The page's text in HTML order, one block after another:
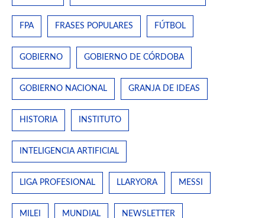
FPA FRASES POPULARES FÚTBOL
GOBIERNO GOBIERNO DE CÓRDOBA
GOBIERNO NACIONAL GRANJA DE IDEAS
HISTORIA INSTITUTO
INTELIGENCIA ARTIFICIAL
LIGA PROFESIONAL LLARYORA MESSI
MILEI MUNDIAL NEWSLETTER